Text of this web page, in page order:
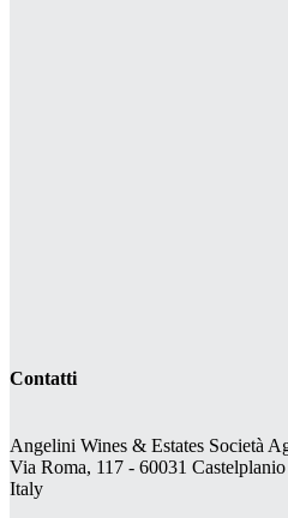
Contatti
Angelini Wines & Estates Società
Via Roma, 117 - 60031
Italy